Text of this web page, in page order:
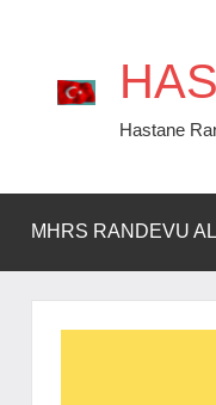
Hastane
MHRS RANDEVU AL